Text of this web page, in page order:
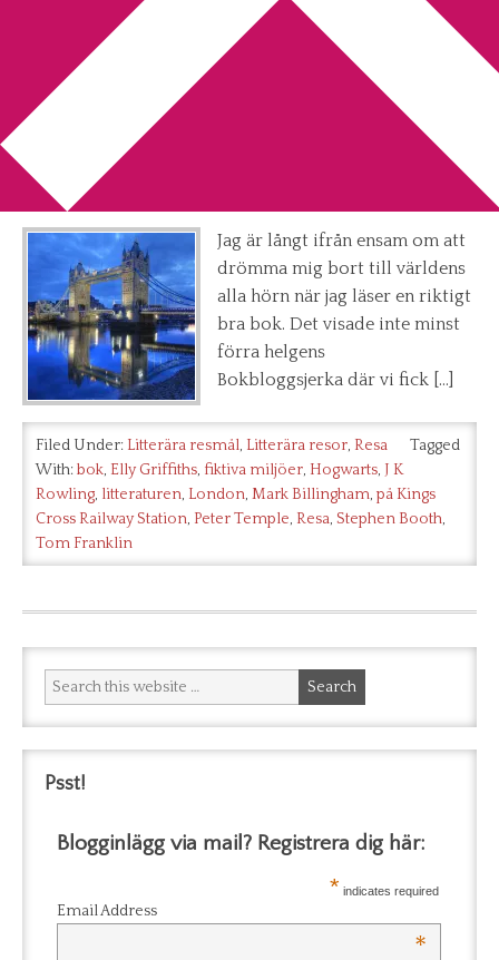
You are here: Archives for Hogwarts
Vem mer vill åka på en resa i
litteraturens tecken?
2013-10-14
Jag är långt ifrån ensam om att
drömma mig bort till världens
alla hörn när jag läser en riktigt
bra bok. Det visade inte minst
förra helgens
Bokbloggsjerka där vi fick […]
Filed Under: Litterära resmål, Litterära resor, Resa
Tagged
With:bok, Elly Griffiths, fiktiva miljöer, Hogwarts, J K
Rowling, litteraturen, London, Mark Billingham, på Kings
Cross Railway Station, Peter Temple, Resa, Stephen Booth,
Tom Franklin
Psst!
Blogginlägg via mail? Registrera dig här:
* indicates required
Email Address
*